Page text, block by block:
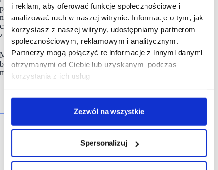
i reklam, aby oferować funkcje społecznościowe i
analizować ruch w naszej witrynie. Informacje o tym, jak
korzystasz z naszej witryny, udostępniamy partnerom
społecznościowym, reklamowym i analitycznym.
Partnerzy mogą połączyć te informacje z innymi danymi
otrzymanymi od Ciebie lub uzyskanymi podczas
korzystania z ich usług.
Zezwól na wszystkie
Spersonalizuj
pochodzenia naturalnego oraz opakowania, które będą się
nadawały do ponownego napełnienia i/lub recyklingu,
czy wykonane z materiałów z recyklingu. Ponadto, Rituals
z zapałem wspiera 3 fundacje.
MarkaRituals chce być prekursorem wśród luksusowych
brandów, który udowodni, że piękno i dobre samopoczucie
mogą iść w parze ze zrównoważonym rozwojem